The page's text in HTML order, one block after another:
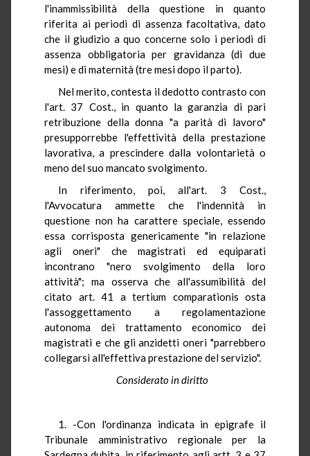
l'inammissibilità della questione in quanto
riferita ai periodi di assenza facoltativa, dato
che il giudizio a quo concerne solo i periodi di
assenza obbligatoria per gravidanza (di due
mesi) e di maternità (tre mesi dopo il parto).
Nel merito, contesta il dedotto contrasto con
l'art. 37 Cost., in quanto la garanzia di pari
retribuzione della donna "a parità di lavoro"
presupporrebbe l'effettività della prestazione
lavorativa, a prescindere dalla volontarietà o
meno del suo mancato svolgimento.
In riferimento, poi, all'art. 3 Cost.,
l'Avvocatura ammette che l'indennità in
questione non ha carattere speciale, essendo
essa corrisposta genericamente "in relazione
agli oneri" che magistrati ed equiparati
incontrano "nero svolgimento della loro
attività"; ma osserva che all'assumibilità del
citato art. 41 a tertium comparationis osta
l'assoggettamento a regolamentazione
autonoma dei trattamento economico dei
magistrati e che gli anzidetti oneri "parrebbero
collegarsi all'effettiva prestazione del servizio".
Considerato in diritto
1. -Con l'ordinanza indicata in epigrafe il
Tribunale amministrativo regionale per la